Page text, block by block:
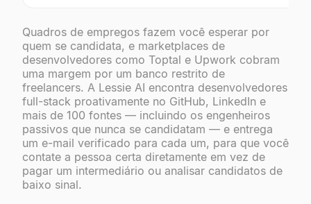
Quadros de empregos fazem você esperar por
quem se candidata, e marketplaces de
desenvolvedores como Toptal e Upwork cobram
uma margem por um banco restrito de
freelancers. A Lessie AI encontra desenvolvedores
full-stack proativamente no GitHub, LinkedIn e
mais de 100 fontes — incluindo os engenheiros
passivos que nunca se candidatam — e entrega
um e-mail verificado para cada um, para que você
contate a pessoa certa diretamente em vez de
pagar um intermediário ou analisar candidatos de
baixo sinal.